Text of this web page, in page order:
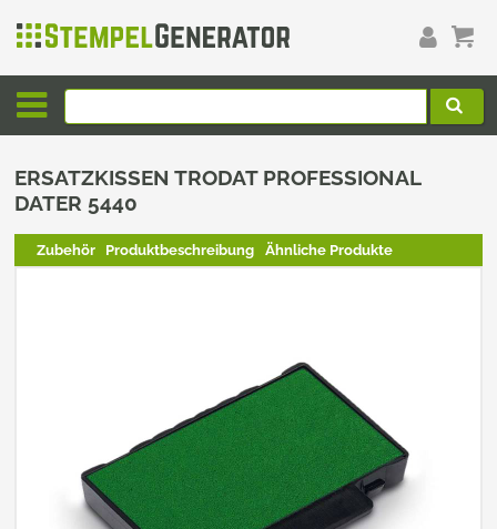
ERSATZKISSEN TRODAT PROFESSIONAL
DATER 5440
Zubehör Produktbeschreibung Ähnliche Produkte